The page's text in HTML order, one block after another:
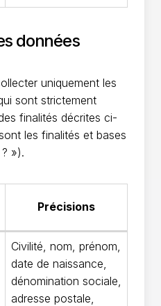
données
uniquement les
sont strictement
finalités décrites ci-
les finalités et bases
»).
Précisions
Civilité, nom, prénom,
date de naissance,
dénomination sociale,
adresse postale,